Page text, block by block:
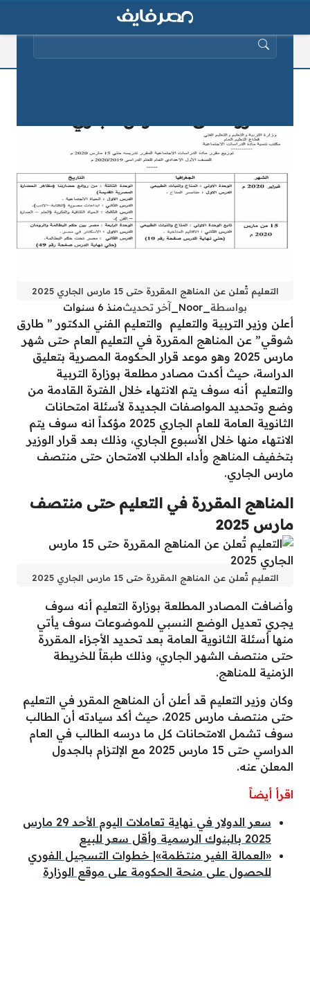
التعليم تُعلن عن المناهج المقررة حتى 15 مارس الجاري 2025
بواسطة آخر تحديثمنذ 6 سنوات
أعلن وزير التربية والتعليم والتعليم الفني الدكتور ” طارق
شوقي” عن المناهج المقررة في التعليم العام حتى شهر
مارس 2025 وهو موعد قرار الحكومة المصرية بتعليق
الدراسة، حيث أكدت مصادر مطلعة بوزارة التربية
والتعليم أنه سوف يتم الانتهاء خلال الفترة القادمة من
وضع وتحديد المواصفات الجديدة لأسئلة امتحانات
الثانوية العامة للعام الجاري 2025 مؤكداً انه سوف يتم
الانتهاء منها خلال الأسبوع الجاري، وذلك بعد قرار الوزير
بتخفيف المناهج وأداء الطلاب الامتحان حتى منتصف
مارس الجاري.
المناهج المقررة في التعليم حتى منتصف
مارس 2025
التعليم تُعلن عن المناهج المقررة حتى 15 مارس الجاري 2025
وأضافت المصادر المطلعة بوزارة التعليم أنه سوف
يجري تعديل الوضع النسبي للموضوعات سوف يأتي
منها أسئلة الثانوية العامة بعد تحديد الأجزاء المقررة
حتى منتصف الشهر الجاري، وذلك طبقاً للخريطة
الزمنية للمناهج.
وكان وزير التعليم قد أعلن أن المناهج المقرر في التعليم
حتى منتصف مارس 2025، حيث أكد سيادته أن الطالب
سوف تشمل الامتحانات كل ما درسه الطالب في العام
الدراسي حتى 15 مارس 2025 مع الإلتزام بالجدول
المعلن عنه.
اقرأ أيضاً
سعر الدولار في نهاية تعاملات اليوم الأحد 29 مارس
2025 بالبنوك الرسمية وأقل سعر للبيع
«العمالة الغير منتظمة»| خطوات التسجيل الفوري
للحصول على منحة الحكومة على موقع الوزارة
البحث عن: